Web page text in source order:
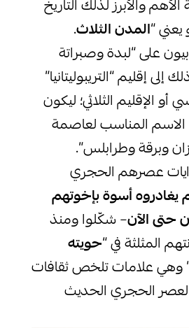
والأبرز لذلك التاريخ
يعني “المدن الثلاث.
على “لبدة وصبراتة
إلى إقليم “التريبوليتانيا”
أو الإقليم الثلاثي؛ ليكون
الاسم المناسب لعاصمة
وبرقة وطرابلس”.
عصرهم الحجري
يغادروه أسوة بإخوتهم
حتى الآن– شكّلوا ومنذ
المثلثة في “حويته
وهي علامات تلخص ثقافات
الحجري الحديث